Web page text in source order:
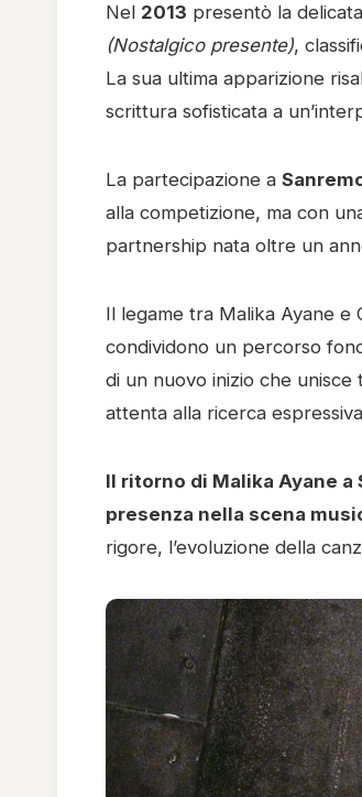
Nel 2013 presentò la delicata
(Nostalgico presente),
La sua ultima apparizione
scrittura sofisticata a
La partecipazione a
alla competizione, ma con
partnership nata oltre un
Il legame tra Malika Ayane
condividono un percorso
di un nuovo inizio che
attenta alla ricerca
Il ritorno di Malika Ayane
presenza nella scena
rigore, l’evoluzione della